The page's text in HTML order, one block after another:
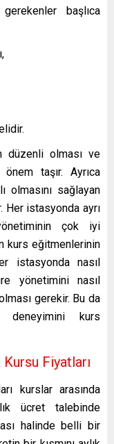
başlıca
düzenli olması ve
taşır. Ayrıca
olmasını sağlayan
istasyonda ayrı
çok iyi
kurs eğitmenlerinin
istasyonda nasıl
yönetimini nasıl
gerekir. Bu da
deneyimini kurs
Fiyatları
kurslar arasında
ücret talebinde
halinde belli bir